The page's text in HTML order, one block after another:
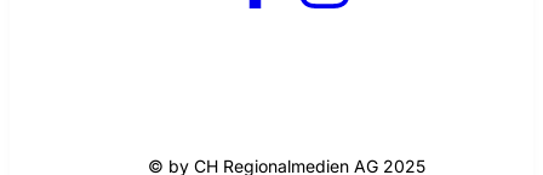
© by CH Regionalmedien AG 2025